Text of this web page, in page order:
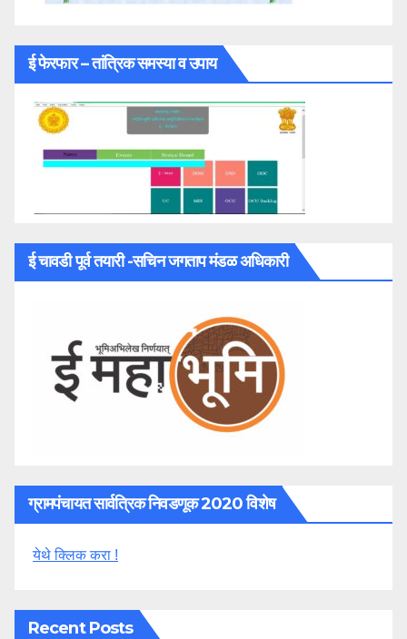
ई फेरफार – तांत्रिक समस्या व उपाय
ई चावडी पूर्व तयारी -सचिन जगताप मंडळ अधिकारी
ग्रामपंचायत सार्वत्रिक निवडणूक 2020 विशेष
येथे क्लिक करा !
Recent Posts